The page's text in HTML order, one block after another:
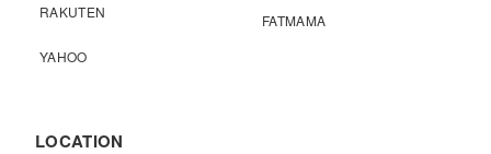
RAKUTEN
YAHOO
FATMAMA
LOCATION